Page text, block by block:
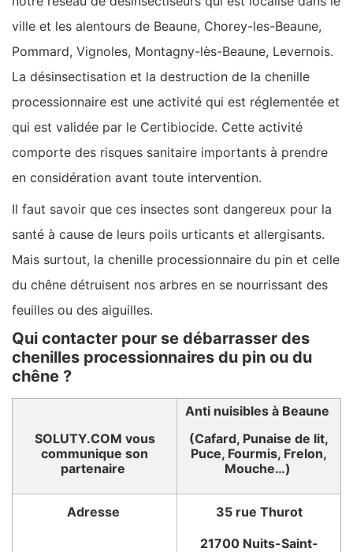
ville et les alentours de Beaune, Chorey-les-Beaune,
Pommard, Vignoles, Montagny-lès-Beaune, Levernois.
La désinsectisation et la destruction de la chenille
processionnaire est une activité qui est réglementée et
qui est validée par le Certibiocide. Cette activité
comporte des risques sanitaire importants à prendre
en considération avant toute intervention.
Il faut savoir que ces insectes sont dangereux pour la
santé à cause de leurs poils urticants et allergisants.
Mais surtout, la chenille processionnaire du pin et celle
du chêne détruisent nos arbres en se nourrissant des
feuilles ou des aiguilles.
Qui contacter pour se débarrasser des
chenilles processionnaires du pin ou du
chêne ?
SOLUTY.COM vous
communique son
partenaire
Anti nuisibles à Beaune
(Cafard, Punaise de lit,
Puce, Fourmis, Frelon,
Mouche…)
Adresse
35 rue Thurot
21700 Nuits-Saint-